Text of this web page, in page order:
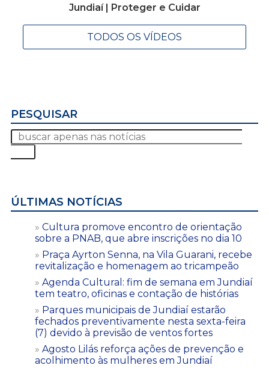
Jundiaí | Proteger e Cuidar
TODOS OS VÍDEOS
PESQUISAR
ÚLTIMAS NOTÍCIAS
Cultura promove encontro de orientação
sobre a PNAB, que abre inscrições no dia 10
Praça Ayrton Senna, na Vila Guarani, recebe
revitalização e homenagem ao tricampeão
Agenda Cultural: fim de semana em Jundiaí
tem teatro, oficinas e contação de histórias
Parques municipais de Jundiaí estarão
fechados preventivamente nesta sexta-feira
(7) devido à previsão de ventos fortes
Agosto Lilás reforça ações de prevenção e
acolhimento às mulheres em Jundiaí